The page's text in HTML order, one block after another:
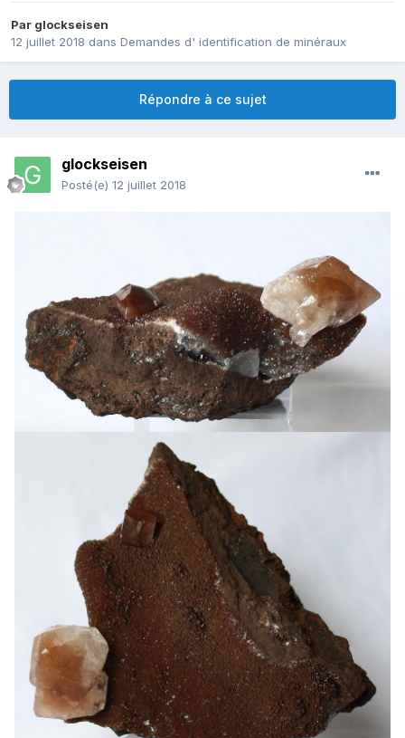
Par glockseisen
12 juillet 2018 dans Demandes d' identification de minéraux
Répondre à ce sujet
glockseisen
Posté(e) 12 juillet 2018